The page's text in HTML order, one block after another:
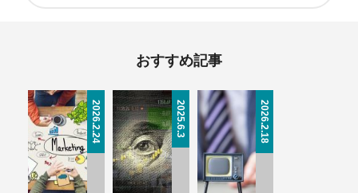
おすすめ記事
2026.2.24 2025.6.3 2026.2.18